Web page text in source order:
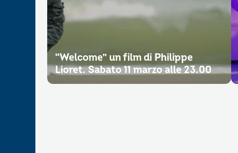
“Welcome” un film di Philippe
Lioret. Sabato 11 marzo alle 23.00